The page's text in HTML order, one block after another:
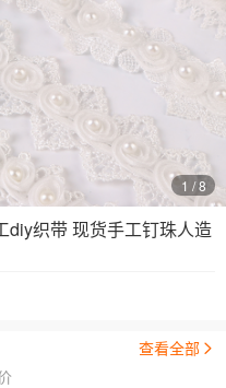
1 / 8
diy织带 现货手工钉珠人造
查看全部